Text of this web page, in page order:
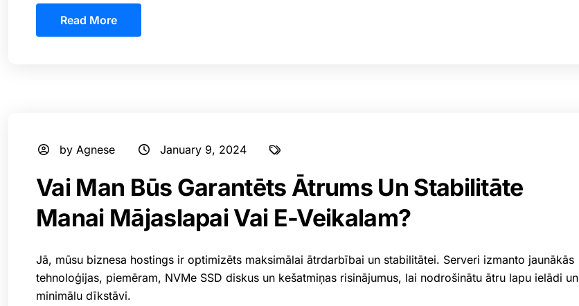
Read More
by Agnese January 9, 2024
Vai Man Būs Garantēts Ātrums Un Stabilitāte
Manai Mājaslapai Vai E-Veikalam?
Jā, mūsu biznesa hostings ir optimizēts maksimālai ātrdarbībai un stabilitātei. Serveri izmanto jaunākās
tehnoloģijas, piemēram, NVMe SSD diskus un kešatmiņas risinājumus, lai nodrošinātu ātru lapu ielādi un
minimālu dīkstāvi.